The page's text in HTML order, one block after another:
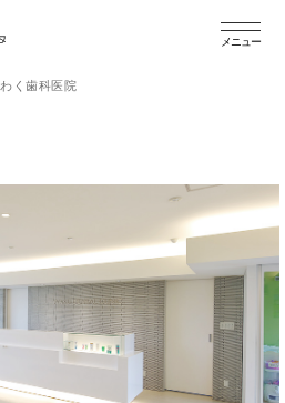
メニュー
わく歯科医院